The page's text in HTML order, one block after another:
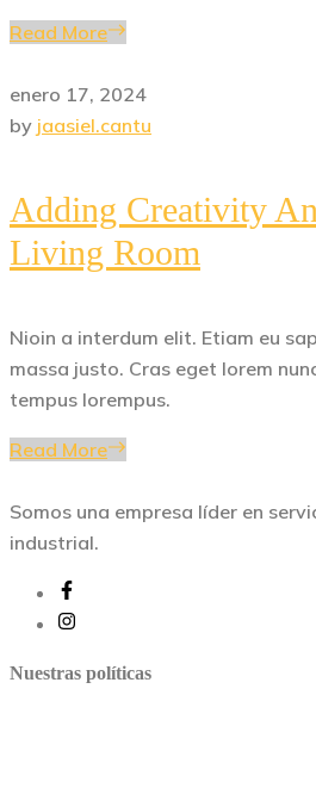
Read More
enero 17, 2024
by jaasiel.cantu
Adding Creativity
Living Room
Nioin a interdum elit. Etiam eu
massa justo. Cras eget lorem
tempus lorempus.
Read More
Somos una empresa líder en
industrial.
Nuestras políticas